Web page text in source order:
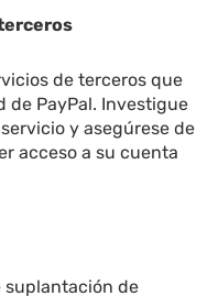
de terceros que
de PayPal. Investigue
y asegúrese de
acceso a su cuenta
suplantación de